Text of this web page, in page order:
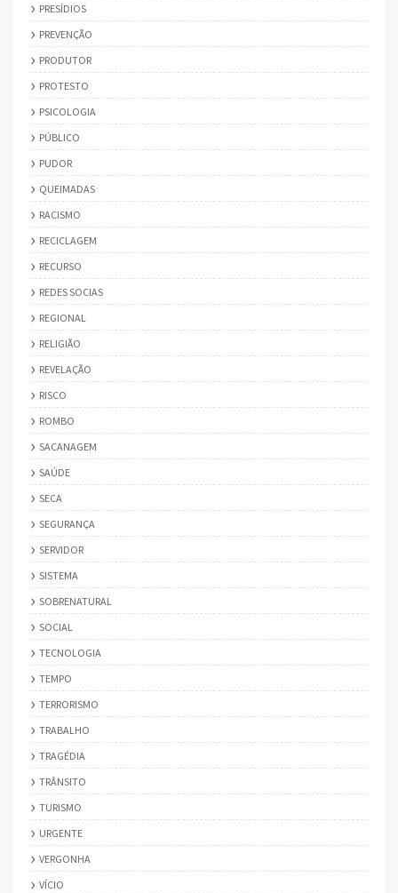
PRESÍDIOS
PREVENÇÃO
PRODUTOR
PROTESTO
PSICOLOGIA
PÚBLICO
PUDOR
QUEIMADAS
RACISMO
RECICLAGEM
RECURSO
REDES SOCIAS
REGIONAL
RELIGIÃO
REVELAÇÃO
RISCO
ROMBO
SACANAGEM
SAÚDE
SECA
SEGURANÇA
SERVIDOR
SISTEMA
SOBRENATURAL
SOCIAL
TECNOLOGIA
TEMPO
TERRORISMO
TRABALHO
TRAGÉDIA
TRÂNSITO
TURISMO
URGENTE
VERGONHA
VÍCIO